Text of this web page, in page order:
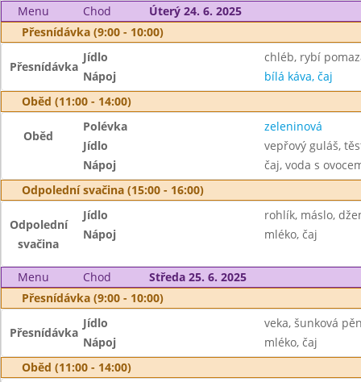
Menu Chod
Úterý 24. 6. 2025
Přesnídávka (9:00 - 10:00)
Přesnídávka
Jídlo
chléb, rybí
Nápoj
bílá káva, čaj
Oběd (11:00 - 14:00)
Oběd
Polévka
zeleninová
Jídlo
vepřový guláš,
Nápoj
čaj, voda s
Odpolední svačina (15:00 - 16:00)
Odpolední
svačina
Jídlo
rohlík, máslo,
Nápoj
mléko, čaj
Menu Chod
Středa 25. 6. 2025
Přesnídávka (9:00 - 10:00)
Přesnídávka
Jídlo
veka, šunková
Nápoj
mléko, čaj
Oběd (11:00 - 14:00)